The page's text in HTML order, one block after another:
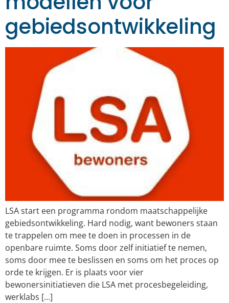
gebiedsontwikkeling
LSA start een programma rondom maatschappelijke
gebiedsontwikkeling. Hard nodig, want bewoners staan
te trappelen om mee te doen in processen in de
openbare ruimte. Soms door zelf initiatief te nemen,
soms door mee te beslissen en soms om het proces op
orde te krijgen. Er is plaats voor vier
bewonersinitiatieven die LSA met procesbegeleiding,
werklabs […]